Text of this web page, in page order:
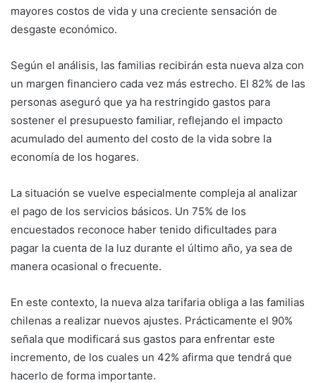
mayores costos de vida y una creciente sensación de
desgaste económico.
Según el análisis, las familias recibirán esta nueva alza con
un margen financiero cada vez más estrecho. El 82% de las
personas aseguró que ya ha restringido gastos para
sostener el presupuesto familiar, reflejando el impacto
acumulado del aumento del costo de la vida sobre la
economía de los hogares.
La situación se vuelve especialmente compleja al analizar
el pago de los servicios básicos. Un 75% de los
encuestados reconoce haber tenido dificultades para
pagar la cuenta de la luz durante el último año, ya sea de
manera ocasional o frecuente.
En este contexto, la nueva alza tarifaria obliga a las familias
chilenas a realizar nuevos ajustes. Prácticamente el 90%
señala que modificará sus gastos para enfrentar este
incremento, de los cuales un 42% afirma que tendrá que
hacerlo de forma importante.